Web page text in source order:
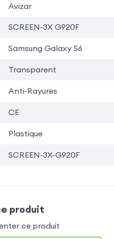
Avizar
SCREEN-3X G920F
Samsung Galaxy S6
Transparent
Anti-Rayures
CE
Plastique
SCREEN-3X-G920F
produit
ce produit